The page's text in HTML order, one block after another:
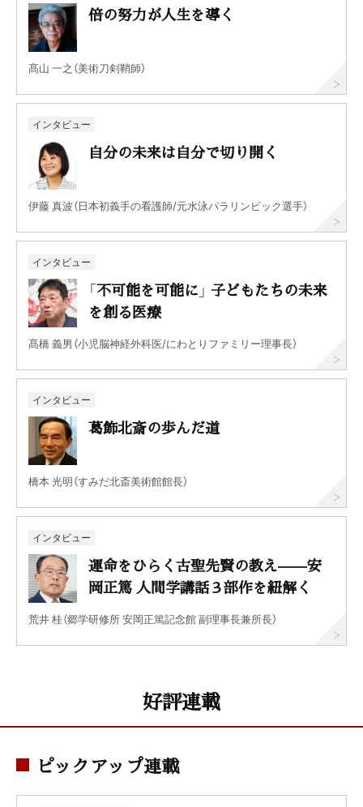
倍の努力が人生を導く
髙山 一之（美術刀剣鞘師）
インタビュー
自分の未来は自分で切り開く
伊藤 真波（日本初義手の看護師/元水泳パラリンピック選手）
インタビュー
「不可能を可能に」 子どもたちの未来
を創る医療
髙橋 義男（小児脳神経外科医/にわとりファミリー理事長）
インタビュー
葛飾北斎の歩んだ道
橋本 光明（すみだ北斎美術館館長）
インタビュー
運命をひらく古聖先賢の教え——安
岡正篤 人間学講話３部作を紐解く
荒井 桂（郷学研修所 安岡正篤記念館 副理事長兼所長）
好評連載
ピックアップ連載